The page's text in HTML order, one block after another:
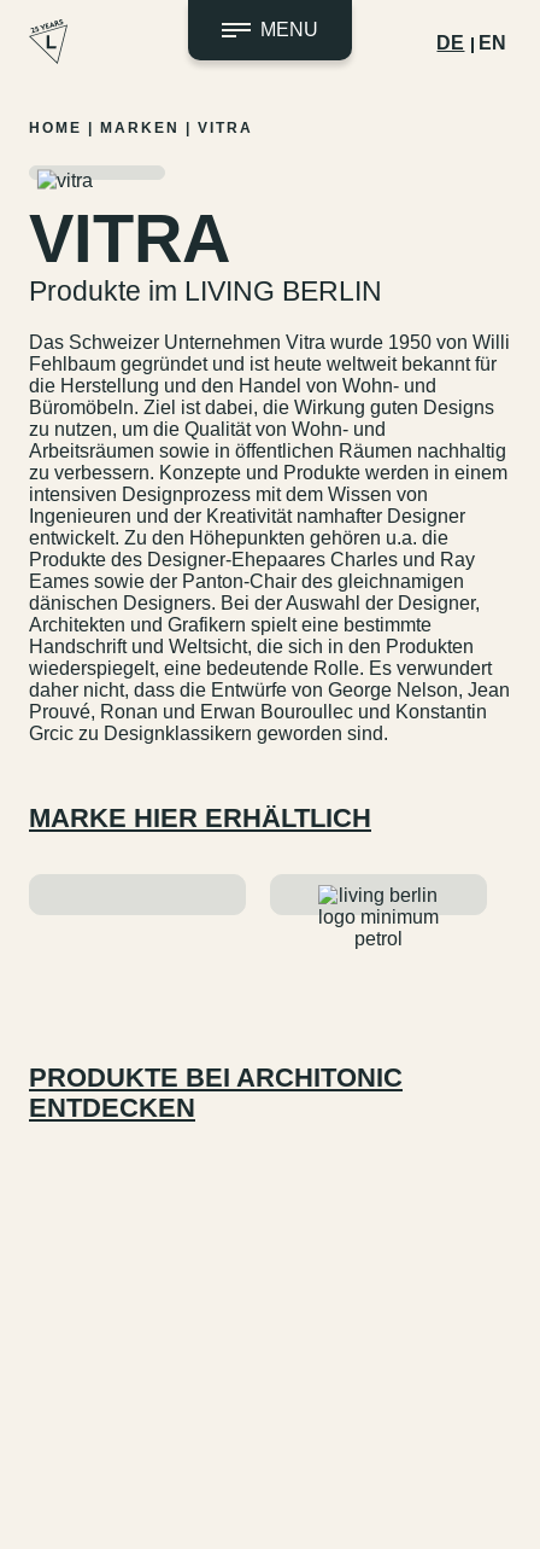
Zum
springen
MENU
DE EN
HOME MARKEN VITRA
VITRA
Produkte im LIVING BERLIN
Das Schweizer Unternehmen Vitra wurde 1950 von Willi
Fehlbaum gegründet und ist heute weltweit bekannt für
die Herstellung und den Handel von Wohn- und
Büromöbeln. Ziel ist dabei, die Wirkung guten Designs
zu nutzen, um die Qualität von Wohn- und
Arbeitsräumen sowie in öffentlichen Räumen nachhaltig
zu verbessern. Konzepte und Produkte werden in einem
intensiven Designprozess mit dem Wissen von
Ingenieuren und der Kreativität namhafter Designer
entwickelt. Zu den Höhepunkten gehören u.a. die
Produkte des Designer-Ehepaares Charles und Ray
Eames sowie der Panton-Chair des gleichnamigen
dänischen Designers. Bei der Auswahl der Designer,
Architekten und Grafikern spielt eine bestimmte
Handschrift und Weltsicht, die sich in den Produkten
wiederspiegelt, eine bedeutende Rolle. Es verwundert
daher nicht, dass die Entwürfe von George Nelson, Jean
Prouvé, Ronan und Erwan Bouroullec und Konstantin
Grcic zu Designklassikern geworden sind.
MARKE HIER ERHÄLTLICH
PRODUKTE BEI ARCHITONIC
ENTDECKEN